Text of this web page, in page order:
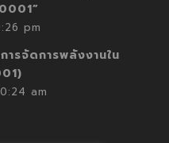
pm
ารจัดการพลังงานใน
am